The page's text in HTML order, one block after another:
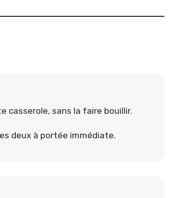
casserole, sans la faire bouillir.
deux à portée immédiate.